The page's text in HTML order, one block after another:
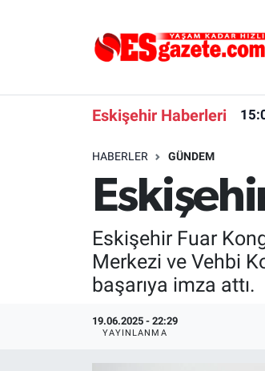
Eskişehir Haberleri
HABERLER GÜNDEM
Eskişehir Fuar
Merkezi ve Vehbi
başarıya imza attı.
19.06.2025 - 22:29
YAYINLANMA
Eskişehirspor Arşivi
Röportaj
Eskişehir Nöbetçi Eczaneler
Süper Lig Puan Durumu ve Fikstür
Son Dakika Haberleri